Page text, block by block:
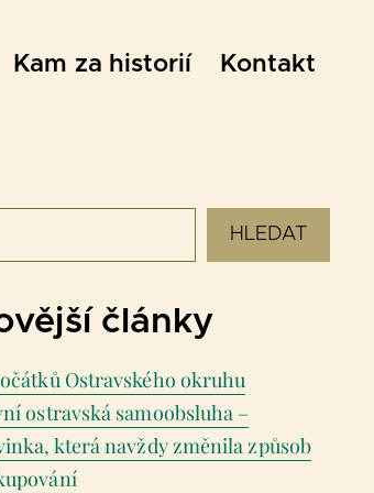
Kam za historií Kontakt
HLEDAT
články
Ostravského okruhu
ostravská samoobsluha –
která navždy změnila způsob